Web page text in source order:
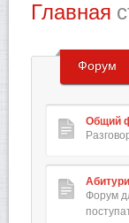
Главная
Форум
Общий
Форум